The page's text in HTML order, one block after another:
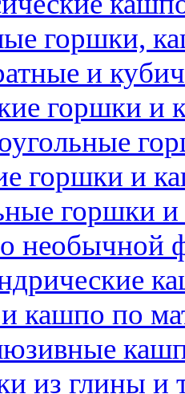
горшки,
и
горшки и
горшки и
горшки
необычной
кашпо по
из глины и